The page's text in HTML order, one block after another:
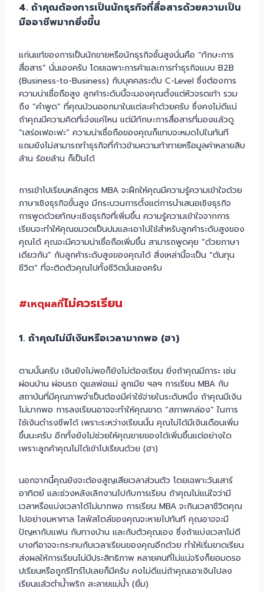
4. ถ้าคุณต้องการเป็นนักธุรกิจที่สื่อสารด้วยความเป็น
มืออาชีพมากยิ่งขึ้น
แก่นแท้ของการเป็นนักขายหรือนักธุรกิจชั้นสูงนั่นคือ “ทักษะการ
สื่อสาร” นั่นเองครับ โดยเฉพาะการค้าและการทำธุรกิจแบบ B2B
(Business-to-Business) กับบุคคลระดับ C-Level ซึ่งต้องการ
ความน่าเชื่อถือสูง ลูกค้าระดับนี้จะมองคุณตั้งแต่หัวจรดเท้า รวม
ถึง “คำพูด” ที่คุณบ้วนออกมาในแต่ละคำด้วยครับ ซึ่งคงไม่ดีแน่
ถ้าคุณมีความคิดที่เจ๋งแค่ไหน แต่มีทักษะการสื่อสารที่มองแล้วดู
“เสร่อเฟอะฟะ” ความน่าเชื่อถือของคุณก็แทบจะหมดไปในทันที
แถมยังไม่สามารถทำธุรกิจที่ก้าวข้ามความท้าทายหรือมูลค่าหลายสิบ
ล้าน ร้อยล้าน ก็เป็นได้
การเข้าไปเรียนหลักสูตร MBA จะฝึกให้คุณมีความรู้ความเข้าใจด้วย
ภาษาเชิงธุรกิจขั้นสูง มีกระบวนการตั้งแต่การนำเสนอเชิงธุรกิจ
การพูดด้วยทักษะเชิงธุรกิจที่เพิ่มขึ้น ความรู้ความเข้าใจจากการ
เรียนจะทำให้คุณขมวดเป็นปมและเอาไปใช้สำหรับลูกค้าระดับสูงของ
คุณได้ คุณจะมีความน่าเชื่อถือเพิ่มขึ้น สามารถพูดคุย “ด้วยภาษา
เดียวกัน” กับลูกค้าระดับสูงของคุณได้ สิ่งเหล่านี้จะเป็น “ต้นทุน
ชีวิต” ที่จะติดตัวคุณไปทั้งชีวิตนั่นเองครับ
#เหตุผลที่ไม่ควรเรียน
1. ถ้าคุณไม่มีเงินหรือเวลามากพอ (ฮา)
ตามนั้นครับ เงินยังไม่พอก็ยังไม่ต้องเรียน ยิ่งถ้าคุณมีภาระ เช่น
ผ่อนบ้าน ผ่อนรถ ดูแลพ่อแม่ ลูกเมีย ฯลฯ การเรียน MBA กับ
สถาบันที่มีคุณภาพจำเป็นต้องมีค่าใช้จ่ายในระดับหนึ่ง ถ้าคุณมีเงิน
ไม่มากพอ การลงเรียนอาจจะทำให้คุณขาด “สภาพคล่อง” ในการ
ใช้เงินดำรงชีพได้ เพราะระหว่างเรียนนั้น คุณไม่ได้มีเงินเดือนเพิ่ม
ขึ้นนะครับ อีกทั้งยังไม่ช่วยให้คุณขายของได้เพิ่มขึ้นแต่อย่างใด
เพราะลูกค้าคุณไม่ได้เข้าไปเรียนด้วย (ฮา)
นอกจากนี้คุณยังจะต้องสูญเสียเวลาส่วนตัว โดยเฉพาะวันเสาร์
อาทิตย์ และช่วงหลังเลิกงานไปกับการเรียน ถ้าคุณไม่แน่ใจว่ามี
เวลาหรือแบ่งเวลาได้ไม่มากพอ การเรียน MBA จะกินเวลาชีวิตคุณ
ไปอย่างมหาศาล ไลฟ์สไตล์ของคุณจะหายไปทันที คุณอาจจะมี
ปัญหากับแฟน กับทางบ้าน และกับตัวคุณเอง ซึ่งถ้าแบ่งเวลาไม่ดี
บางทีอาจจะกระทบกับเวลาเรียนของคุณอีกด้วย ทำให้เริ่มขาดเรียน
ส่งผลให้การเรียนไม่มีประสิทธิภาพ หลายคนที่ไม่แน่จริงก็ยอมดรอ
ปเรียนหรือถูกรีไทร์ไปเลยก็มีครับ คงไม่ดีแน่ถ้าคุณเอาเงินไปลง
เรียนแล้วตำน้ำพริก ละลายแม่น้ำ (ยิ้ม)